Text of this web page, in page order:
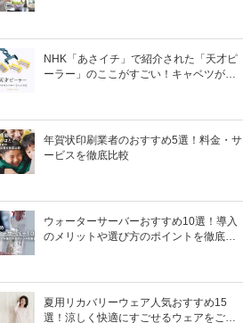
NHK「あさイチ」で紹介された「天才ピ
ーラー」のここがすごい！キャベツがほ
年賀状印刷業者のおすすめ5選！料金・サ
ービスを徹底比較
ウォーターサーバーおすすめ10選！導入
のメリットや選び方のポイントを徹底解
夏用リカバリーウェア人気おすすめ15
選！涼しく快適にすごせるウェアをご紹